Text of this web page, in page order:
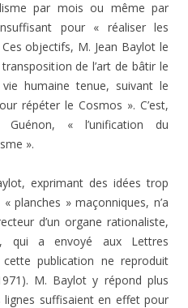
par mois ou même par
pour « réaliser les
objectifs, M. Jean Baylot le
de l’art de bâtir le
humaine tenue, suivant le
répéter le Cosmos ». C’est,
« l’unification du
».
exprimant des idées trop
planches » maçonni­ques, n’a
d’un organe rationaliste,
qui a envoyé aux Lettres
publication ne reproduit
M. Baylot y répond plus
lignes suffisaient en effet pour